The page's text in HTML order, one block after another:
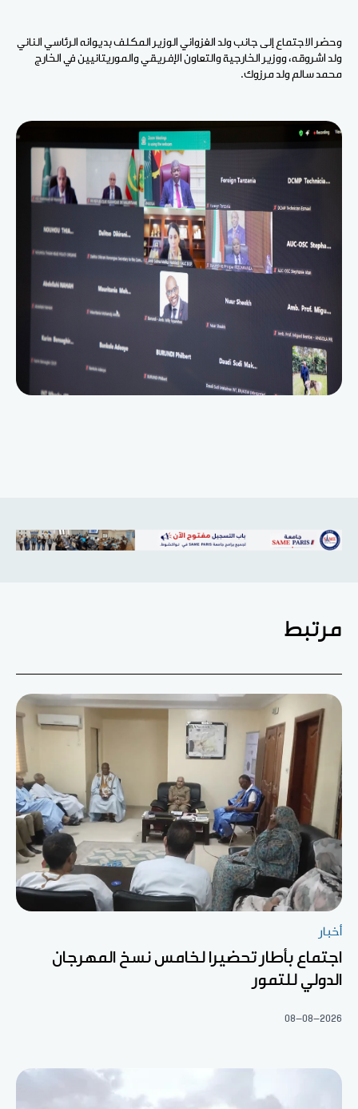
وحضر الاجتماع إلى جانب ولد الغزواني الوزير المكلف بديوانه الرئاسي الناني
ولد اشروقه، ووزير الخارجية والتعاون الإفريقي والموريتانيين في الخارج
محمد سالم ولد مرزوك.
مرتبط
أخبار
اجتماع بأطار تحضيرا لخامس نسخ المهرجان
الدولي للتمور
08-08-2026